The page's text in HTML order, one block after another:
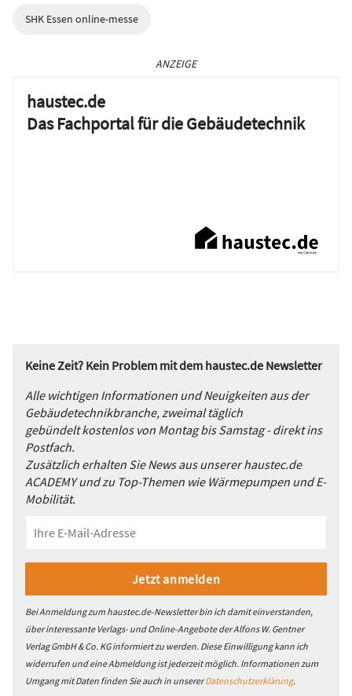
SHK Essen online-messe
ANZEIGE
haustec.de
Das Fachportal für die Gebäudetechnik
Keine Zeit? Kein Problem mit dem haustec.de Newsletter
Alle wichtigen Informationen und Neuigkeiten aus der
Gebäudetechnikbranche, zweimal täglich
gebündelt kostenlos von Montag bis Samstag - direkt ins
Postfach.
Zusätzlich erhalten Sie News aus unserer haustec.de
ACADEMY und zu Top-Themen wie Wärmepumpen und E-
Mobilität.
Bei Anmeldung zum haustec.de-Newsletter bin ich damit einverstanden,
über interessante Verlags- und Online-Angebote der Alfons W. Gentner
Verlag GmbH & Co. KG informiert zu werden. Diese Einwilligung kann ich
widerrufen und eine Abmeldung ist jederzeit möglich. Informationen zum
Umgang mit Daten finden Sie auch in unsererDatenschutzerklärung.